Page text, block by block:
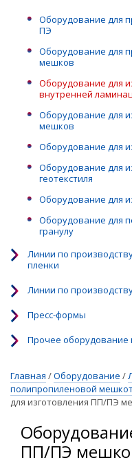
Оборудование для
ПЭ
Оборудование для
мешков
Оборудование для
внутренней
Оборудование для
мешков
Оборудование для
Оборудование для
геотекстиля
Оборудование для
Оборудование для
гранулу
Линии по
пленки
Линии по
Пресс-формы
Прочее оборудование
Главная /Оборудование /
полипропиленовой
для изготовления ПП/ПЭ
ПП/ПЭ